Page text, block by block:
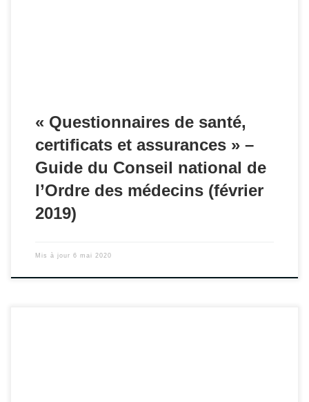
« Questionnaires de santé,
certificats et assurances » –
Guide du Conseil national de
l’Ordre des médecins (février
2019)
Mis à jour 6 mai 2020